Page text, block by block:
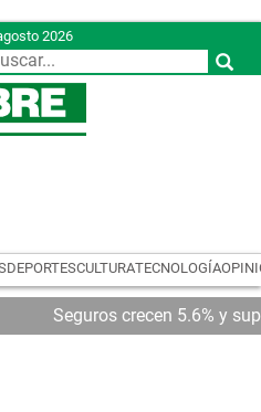
2026
DEPORTESCULTURATECNOLOGÍA
Seguros crecen 5.6% y